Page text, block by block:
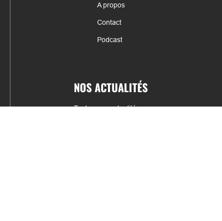
A propos
Contact
Podcast
NOS ACTUALITÉS
Toutes nos actualités